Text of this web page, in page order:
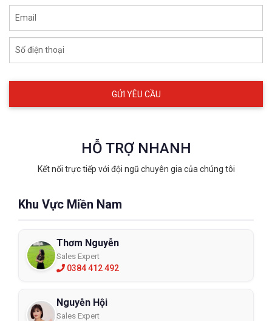
Lựa chọn hoàn hảo cho sự bảo vệ và năng động
ECO3D SAFETY - ĐẠI LÝ PHÂN PHỐI KÍNH BẢO HỘ
ECO3D SAFETYtự hào là đại lý phân phối chính thức của
Email
Số điện thoại
HỖ TRỢ NHANH
Kết nối trực tiếp với đội ngũ chuyên gia của chúng tôi
Khu Vực Miền Nam
Thơm Nguyễn
Sales Expert
0384 412 492
Nguyễn Hội
Sales Expert